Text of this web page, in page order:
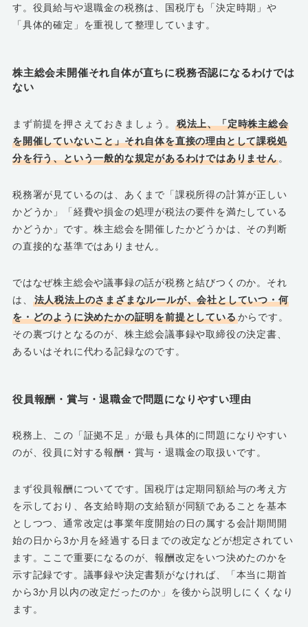
す。役員給与や退職金の税務は、国税庁も「決定時期」や
「具体的確定」を重視して整理しています。
株主総会未開催それ自体が直ちに税務否認になるわけでは
ない
まず前提を押さえておきましょう。
税法上、「定時株主総会
を開催していないこと」それ自体を直接の理由として課税処
分を行う、という一般的な規定があるわけではありません。
税務署が見ているのは、あくまで「課税所得の計算が正しい
かどうか」「経費や損金の処理が税法の要件を満たしている
かどうか」です。株主総会を開催したかどうかは、その判断
の直接的な基準ではありません。
ではなぜ株主総会や議事録の話が税務と結びつくのか。それ
は、
法人税法上のさまざまなルールが、会社としていつ・何
を・どのように決めたかの証明を前提としているからです。
その裏づけとなるのが、株主総会議事録や取締役の決定書、
あるいはそれに代わる記録なのです。
役員報酬・賞与・退職金で問題になりやすい理由
税務上、この「証拠不足」が最も具体的に問題になりやすい
のが、役員に対する報酬・賞与・退職金の取扱いです。
まず役員報酬についてです。国税庁は定期同額給与の考え方
を示しており、各支給時期の支給額が同額であることを基本
としつつ、通常改定は事業年度開始の日の属する会計期間開
始の日から3か月を経過する日までの改定などが想定されてい
ます。ここで重要になるのが、報酬改定をいつ決めたのかを
示す記録です。議事録や決定書類がなければ、「本当に期首
から3か月以内の改定だったのか」を後から説明しにくくなり
ます。